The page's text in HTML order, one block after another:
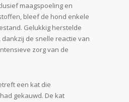
maagspoeling en
bleef de hond enkele
Gelukkig herstelde
de snelle reactie van
zorg van de
een kat die
gekauwd. De kat